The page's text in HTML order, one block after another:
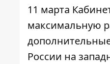
11 марта
максимальную
России на